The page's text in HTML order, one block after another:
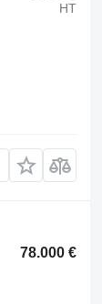
HT
78.000 €